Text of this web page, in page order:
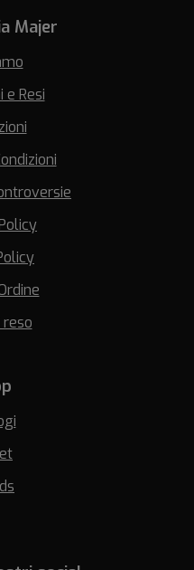
Majer
e Resi
reso